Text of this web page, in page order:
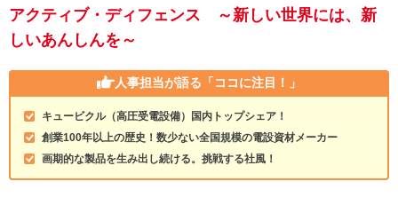
アクティブ・ディフェンス ～新しい世界には、新
しいあんしんを～
人事担当が語る 「ココに注目！」
キュービクル（高圧受電設備）国内トップシェア！
創業100年以上の歴史！数少ない全国規模の電設資材メーカー
画期的な製品を生み出し続ける。挑戦する社風！